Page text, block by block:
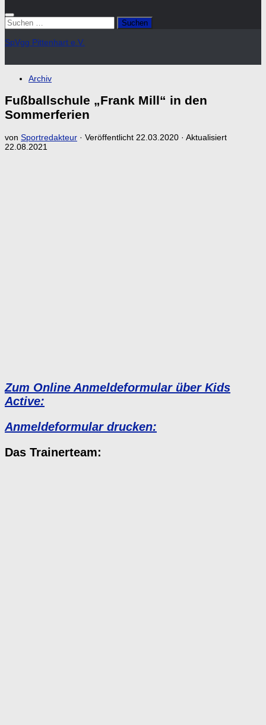
Suchen
nach:
SpVgg Pittenhart e.V.
Archiv
Fußballschule „Frank Mill“ in den
Sommerferien
von Sportredakteur · Veröffentlicht 22.03.2020 · Aktualisiert
22.08.2021
Zum Online Anmeldeformular über Kids
Active:
Anmeldeformular drucken:
Das Trainerteam: